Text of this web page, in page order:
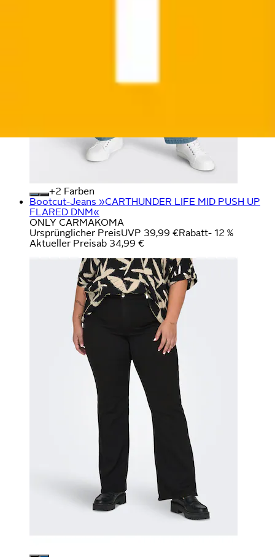
+
Farben
Bootcut-Jeans »CARTHUNDER LIFE MID PUSH UP
FLARED DNM«
ONLY CARMAKOMA
Ursprünglicher PreisUVP 39,99 €Rabatt- 12 %
Aktueller Preisab 34,99 €